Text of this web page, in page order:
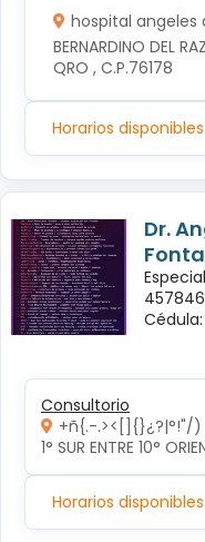
hospital angeles
BERNARDINO DEL
QRO , C.P.76178
Horarios disponibles
Dr.
Consultorio
+ñ{.-.><[]{}¿?|°!"/)
1° SUR ENTRE 10°
Horarios disponibles